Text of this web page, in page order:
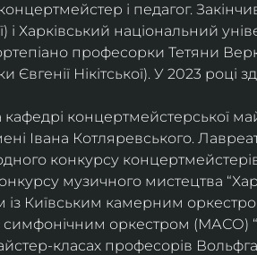
концертмейстер і педагог.
і Харківський національний
професорки Тетяни
Нікітської). У 2023 році
кафедрі концертмейстерської
Івана Котляревського.
конкурсу
музичного мистецтва
із Київським камерним
симфонічним оркестром (МАСО)
класах професорів